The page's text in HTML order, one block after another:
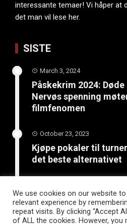
interessante temaer! Vi håper at
det man vil lese her.
SISTE
March 3, 2024
Påskekrim 2024:
Nervøs spenning
filmfenomen
October 23, 2023
Kjøpe pokaler til
det beste alternativet
Bli kreativ: 5 kunst- og
håndverksprosjekter
We use cookies on our website
relevant experience by
repeat visits. By clicking “Accept
of ALL the cookies. However, you